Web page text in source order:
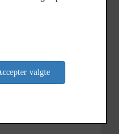
Nielsen
Sogn (1000-2050)
valgte